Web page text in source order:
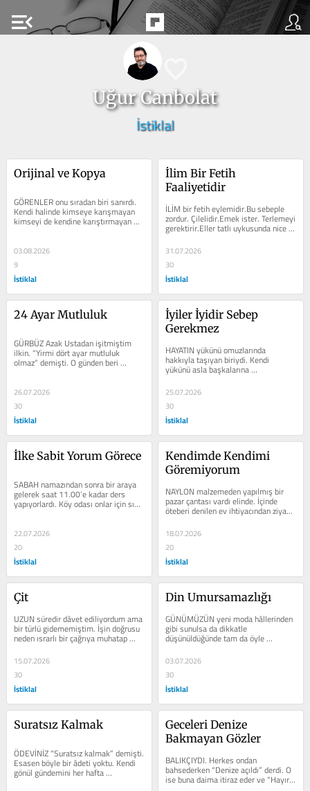
menu_open
Uğur Canbolat
İstiklal
Orijinal ve Kopya
GÖRENLER onu sıradan biri sanırdı.
Kendi halinde kimseye karışmayan
kimseyi de kendine karıştırmayan
sessiz ama kararlı bir iradeye
03.08.2026
9
İstiklal
İlim Bir Fetih
Faaliyetidir
İLİM bir fetih eylemidir.Bu sebeple
zordur. Çilelidir.Emek ister. Terlemeyi
gerektirir.Eller tatlı uykusunda nice
rüyalar görürken ilimle...
31.07.2026
30
İstiklal
24 Ayar Mutluluk
GÜRBÜZ Azak Ustadan işitmiştim
ilkin. “Yirmi dört ayar mutluluk
olmaz” demişti. O günden beri
hafızamın en müstesna yerinde
26.07.2026
30
İstiklal
İyiler İyidir Sebep
Gerekmez
HAYATIN yükünü omuzlarında
hakkıyla taşıyan biriydi. Kendi
yükünü asla başkalarına
yüklenmezdi. Yaptığı şey yük almak
ve...
25.07.2026
30
İstiklal
İlke Sabit Yorum Görece
SABAH namazından sonra bir araya
gelerek saat 11.00’e kadar ders
yapıyorlardı. Köy odası onlar için sıkı
bir medrese vazifesi görüyordu....
22.07.2026
20
İstiklal
Kendimde Kendimi
Göremiyorum
NAYLON malzemeden yapılmış bir
pazar çantası vardı elinde. İçinde
öteberi denilen ev ihtiyacından ziyade
esvap koymuştu. Terlediğinde...
18.07.2026
20
İstiklal
Çit
UZUN süredir dâvet ediliyordum ama
bir türlü gidememiştim. İşin doğrusu
neden ısrarlı bir çağrıya muhatap
olduğumu da anlayamıyordum....
15.07.2026
30
İstiklal
Din Umursamazlığı
GÜNÜMÜZÜN yeni moda hâllerinden
gibi sunulsa da dikkatle
düşünüldüğünde tam da öyle
olmadığı görülecektir. Bir yaratıcının
var...
03.07.2026
30
İstiklal
Suratsız Kalmak
ÖDEVİNİZ “Suratsız kalmak” demişti.
Esasen böyle bir âdeti yoktu. Kendi
gönül gündemini her hafta
toplandığımız Küçük...
Geceleri Denize
Bakmayan Gözler
BALIKÇIYDI. Herkes ondan
bahsederken “Denize açıldı” derdi. O
ise buna daima itiraz eder ve “Hayır